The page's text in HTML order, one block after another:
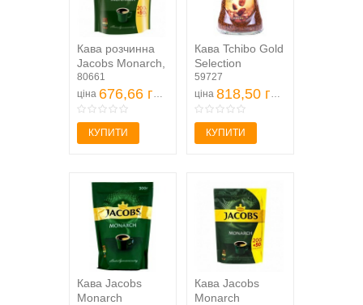
Кава розчинна
Jacobs Monarch,
250г , пакет
80661
ціна 676,66 грн
КУПИТИ
Кава Tchibo Gold
Selection
розчинна
сублімована
200г
59727
ціна 818,50 грн
КУПИТИ
Кава Jacobs
Monarch
Кава Jacobs
Monarch